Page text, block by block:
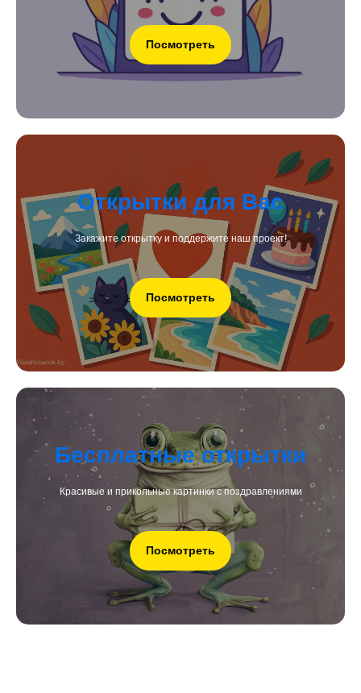
Посмотреть
Открытки для Вас
Закажите открытку и поддержите наш проект!
Посмотреть
Бесплатные открытки
Красивые и прикольные картинки с поздравлениями
Посмотреть